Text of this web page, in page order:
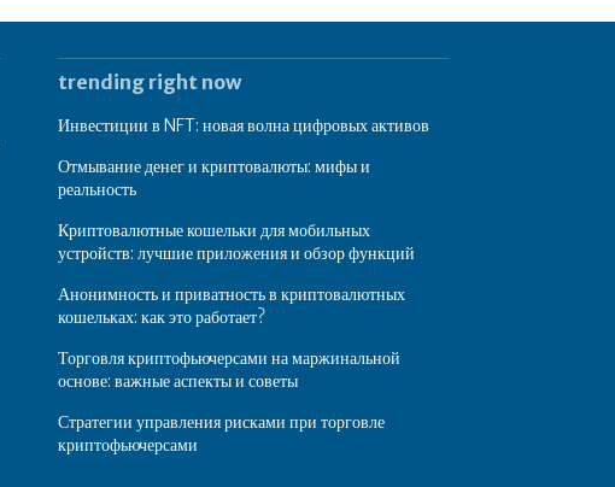
trending right now
Инвестиции в NFT: новая волна цифровых активов
Отмывание денег и криптовалюты: мифы и
реальность
Криптовалютные кошельки для мобильных
устройств: лучшие приложения и обзор функций
Анонимность и приватность в криптовалютных
кошельках: как это работает?
Торговля криптофьючерсами на маржинальной
основе: важные аспекты и советы
Стратегии управления рисками при торговле
криптофьючерсами